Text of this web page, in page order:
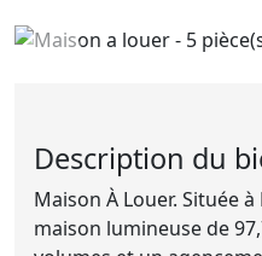
Description du
Maison À Louer. Située
maison lumineuse de